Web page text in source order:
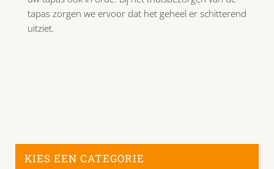
tapas zorgen we ervoor dat het geheel er schitterend
uitziet.
KIES EEN CATEGORIE